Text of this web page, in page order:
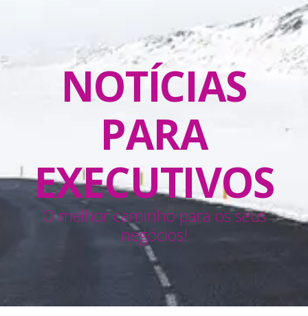
NOTÍCIAS
PARA
EXECUTIVOS
O melhor caminho para os seus
negócios!